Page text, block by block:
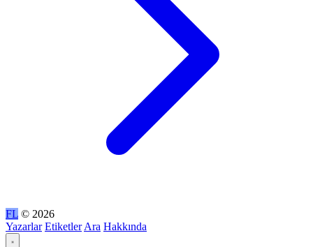
FL © 2026
Yazarlar Etiketler Ara Hakkında